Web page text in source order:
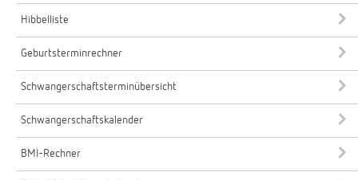
Hibbelliste
Geburtsterminrechner
Schwangerschaftsterminübersicht
Schwangerschaftskalender
BMI-Rechner